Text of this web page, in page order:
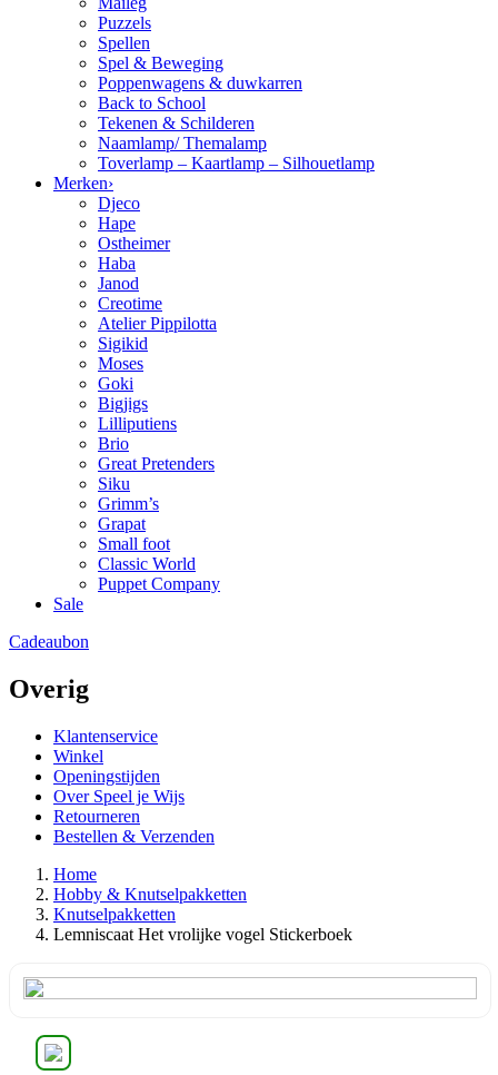
Puzzels
Spellen
Spel & Beweging
Poppenwagens & duwkarren
Back to School
Tekenen & Schilderen
Naamlamp/ Themalamp
Toverlamp – Kaartlamp – Silhouetlamp
Merken›
Djeco
Hape
Ostheimer
Haba
Janod
Creotime
Atelier Pippilotta
Sigikid
Moses
Goki
Bigjigs
Lilliputiens
Brio
Great Pretenders
Siku
Grimm’s
Grapat
Small foot
Classic World
Puppet Company
Sale
Cadeaubon
Overig
Klantenservice
Winkel
Openingstijden
Over Speel je Wijs
Retourneren
Bestellen & Verzenden
Home
Hobby & Knutselpakketten
Knutselpakketten
Lemniscaat Het vrolijke vogel Stickerboek